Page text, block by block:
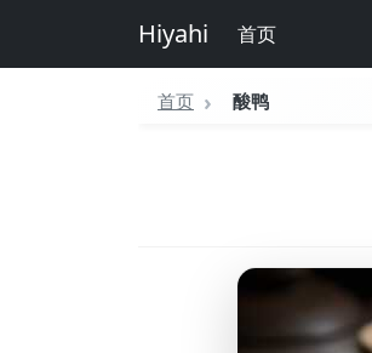
Hiyahi 首页
首页 酸鸭